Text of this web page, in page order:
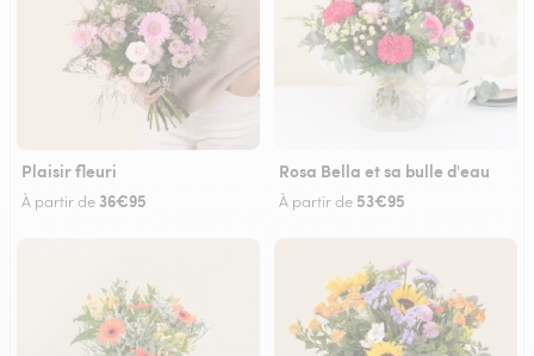
Plaisir fleuri
À partir de 36€95
Rosa Bella et sa bulle d'eau
À partir de 53€95